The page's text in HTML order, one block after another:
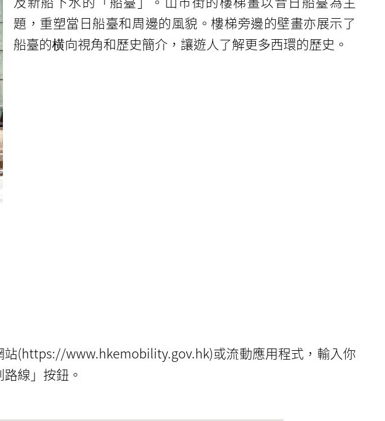
題，重塑當日船臺和周邊的風貌。樓梯旁邊的壁畫亦展示了
船臺的横向視角和歷史簡介，讓遊人了解更多西環的歷史。
(https://www.hkemobility.gov.hk)或流動應用程式，輸入你
線」按鈕。